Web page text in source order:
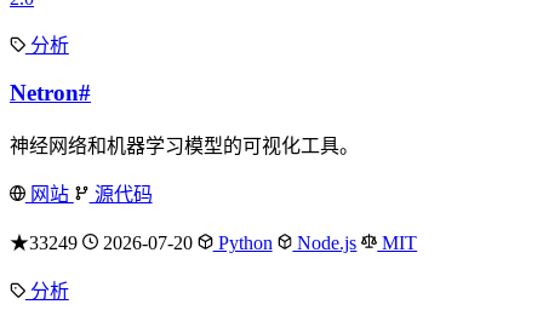
分析
Netron#
神经网络和机器学习模型的可视化工具。
网站 源代码
★33249 2026-07-20 Python Node.js MIT
分析